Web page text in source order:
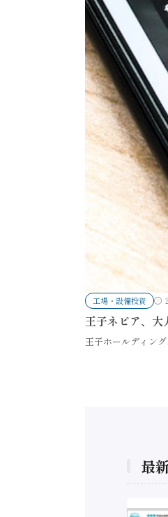
工場・設備投資
王子ネピア、
王子ホールディン
最